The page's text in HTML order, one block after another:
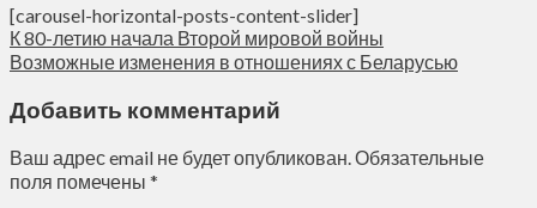
[carousel-horizontal-posts-content-slider]
К 80-летию начала Второй мировой войны
Возможные изменения в отношениях с Беларусью
Добавить комментарий
Ваш адрес email не будет опубликован.Обязательные
поля помечены *